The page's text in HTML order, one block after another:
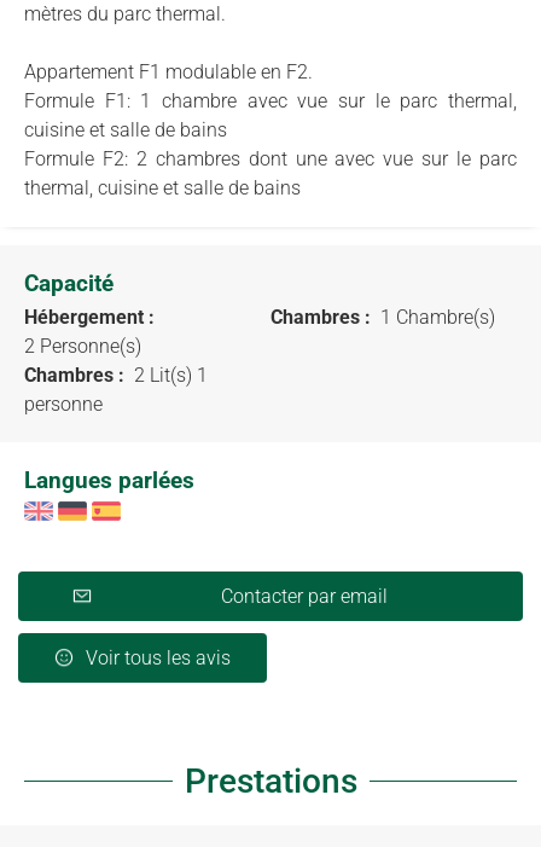
mètres du parc thermal.
Appartement F1 modulable en F2.
Formule F1: 1 chambre avec vue sur le parc thermal,
cuisine et salle de bains
Formule F2: 2 chambres dont une avec vue sur le parc
thermal, cuisine et salle de bains
Capacité
Hébergement :
2 Personne(s)
Chambres : 1 Chambre(s)
Chambres : 2 Lit(s) 1
personne
Langues parlées
Contacter par email
Voir tous les avis
Prestations